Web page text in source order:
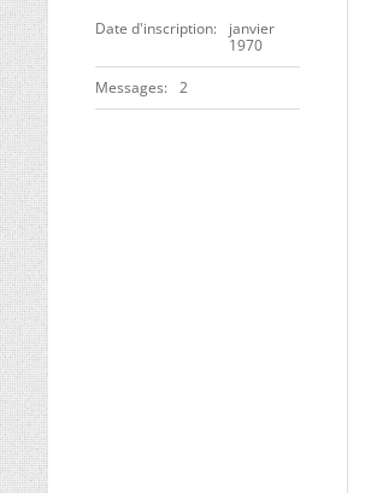
Date d'inscription
janvier
1970
Messages 2